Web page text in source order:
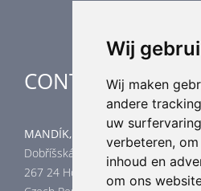
Wij
Wij maken
andere
uw
verbeteren,
inhoud en
om ons
CONTACT
MANDÍK, a.s.
Dobříšská 550
267 24 Hostomice